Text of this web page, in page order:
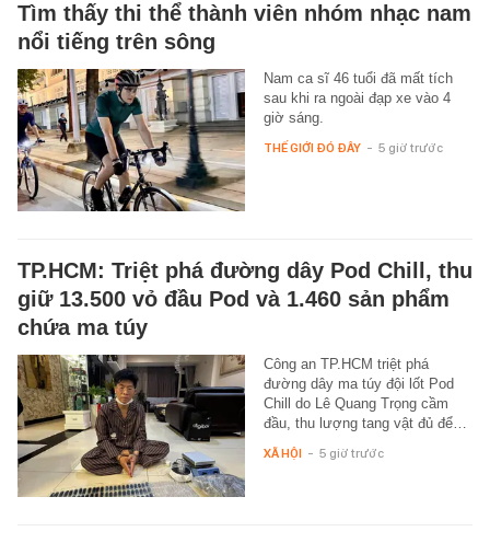
Tìm thấy thi thể thành viên nhóm nhạc nam
nổi tiếng trên sông
Nam ca sĩ 46 tuổi đã mất tích
sau khi ra ngoài đạp xe vào 4
giờ sáng.
THẾ GIỚI ĐÓ ĐÂY - 5 giờ trước
TP.HCM: Triệt phá đường dây Pod Chill, thu
giữ 13.500 vỏ đầu Pod và 1.460 sản phẩm
chứa ma túy
Công an TP.HCM triệt phá
đường dây ma túy đội lốt Pod
Chill do Lê Quang Trọng cầm
đầu, thu lượng tang vật đủ để…
XÃ HỘI - 5 giờ trước